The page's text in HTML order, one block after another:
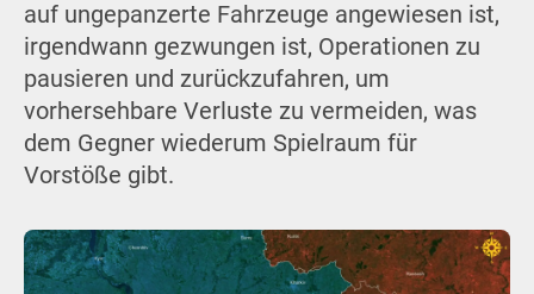
auf ungepanzerte Fahrzeuge angewiesen ist,
irgendwann gezwungen ist, Operationen zu
pausieren und zurückzufahren, um
vorhersehbare Verluste zu vermeiden, was
dem Gegner wiederum Spielraum für
Vorstöße gibt.